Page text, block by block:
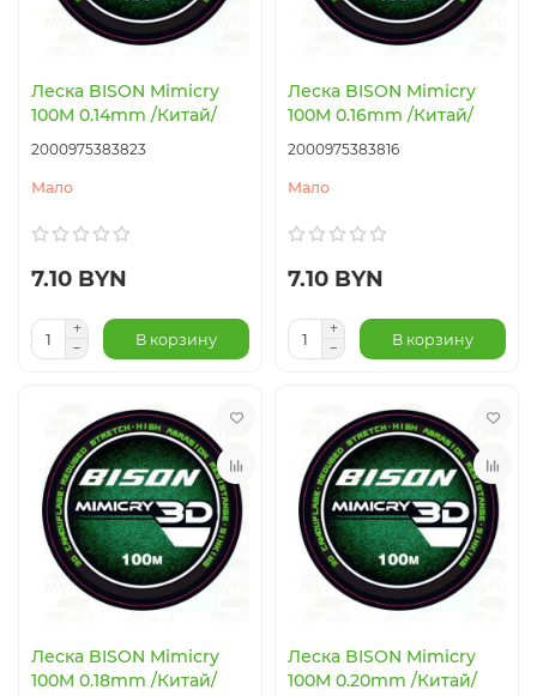
Леска BISON Mimicry
100M 0.14mm /Китай/
2000975383823
Мало
7.10 BYN
В корзину
Леска BISON Mimicry
100M 0.16mm /Китай/
2000975383816
Мало
7.10 BYN
В корзину
Леска BISON Mimicry
100M 0.18mm /Китай/
Леска BISON Mimicry
100M 0.20mm /Китай/